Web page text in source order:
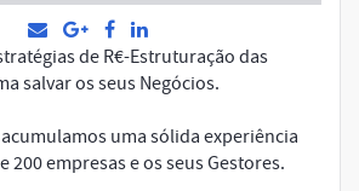
de R€-Estruturação das
salvar os seus Negócios.
uma sólida experiência
200 empresas e os seus Gestores.